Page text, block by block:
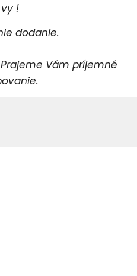
!
dodanie.
príjemné